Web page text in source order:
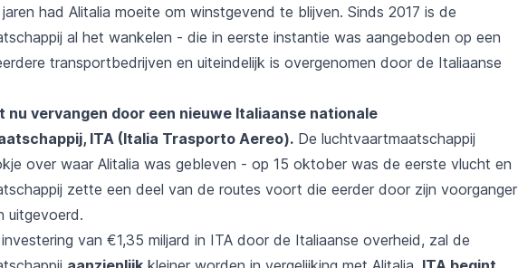
had Alitalia moeite om winstgevend te blijven. Sinds 2017 is de
al het wankelen - die in eerste instantie was aangeboden op een
transportbedrijven en uiteindelijk is overgenomen door de Italiaanse
nu vervangen door een nieuwe Italiaanse nationale
ITA (Italia Trasporto Aereo). De luchtvaartmaatschappij
over waar Alitalia was gebleven - op 15 oktober was de eerste vlucht en
zette een deel van de routes voort die eerder door zijn voorganger
uitgevoerd.
van €1,35 miljard in ITA door de Italiaanse overheid, zal de